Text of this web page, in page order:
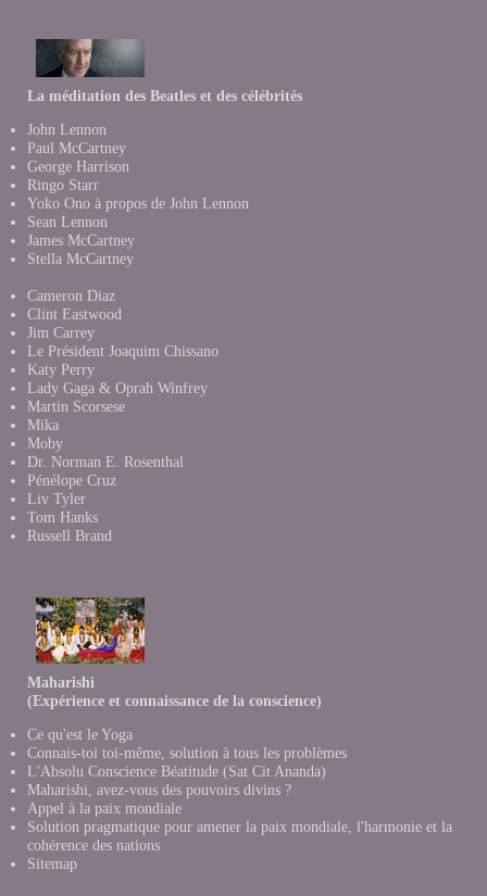
La méditation des Beatles et des célébrités
John Lennon
Paul McCartney
George Harrison
Ringo Starr
Yoko Ono à propos de John Lennon
Sean Lennon
James McCartney
Stella McCartney
Cameron Diaz
Clint Eastwood
Jim Carrey
Le Président Joaquim Chissano
Katy Perry
Lady Gaga & Oprah Winfrey
Martin Scorsese
Mika
Moby
Dr. Norman E. Rosenthal
Pénélope Cruz
Liv Tyler
Tom Hanks
Russell Brand
Maharishi
(Expérience et connaissance de la conscience)
Ce qu'est le Yoga
Connais-toi toi-même, solution à tous les problèmes
L'Absolu Conscience Béatitude (Sat Cit Ananda)
Maharishi, avez-vous des pouvoirs divins ?
Appel à la paix mondiale
Solution pragmatique pour amener la paix mondiale, l'harmonie et la
cohérence des nations
Sitemap